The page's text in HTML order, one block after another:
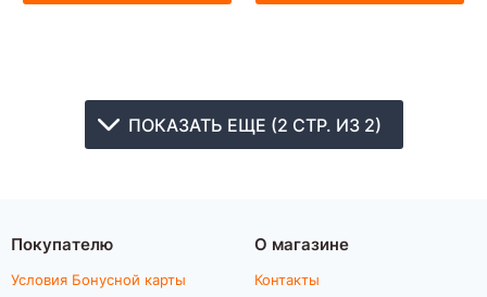
ПОКАЗАТЬ ЕЩЕ (2 СТР. ИЗ 2)
Покупателю
Условия Бонусной карты
О магазине
Контакты